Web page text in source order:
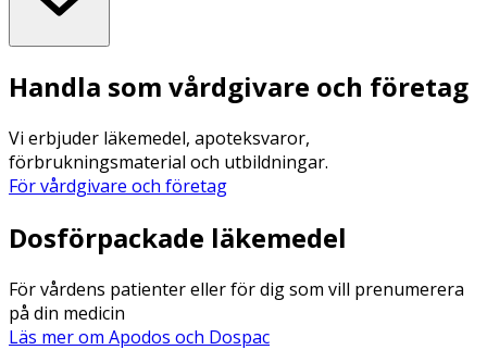
Handla som vårdgivare och företag
Vi erbjuder läkemedel, apoteksvaror,
förbrukningsmaterial och utbildningar.
För vårdgivare och företag
Dosförpackade läkemedel
För vårdens patienter eller för dig som vill prenumerera
på din medicin
Läs mer om Apodos och Dospac